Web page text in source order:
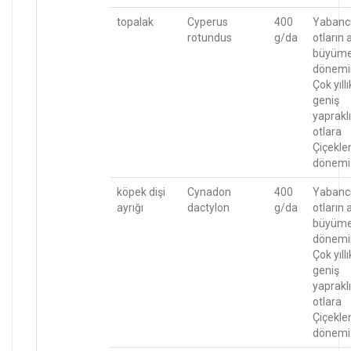
topalak
Cyperus
rotundus
400
g/da
otların
Çok
geniş
yapraklı
otlara
dönemi
köpek dişi
ayrığı
Cynadon
dactylon
400
g/da
otların
Çok
geniş
yapraklı
otlara